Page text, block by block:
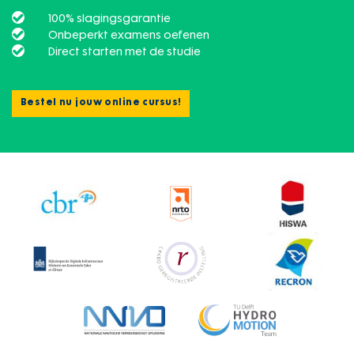
100% slagingsgarantie
Onbeperkt examens oefenen
Direct starten met de studie
Bestel nu jouw online cursus!